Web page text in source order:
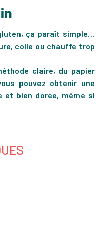
ça paraît simple…
colle ou chauffe trop
claire, du papier
pouvez obtenir une
et bien dorée, même si